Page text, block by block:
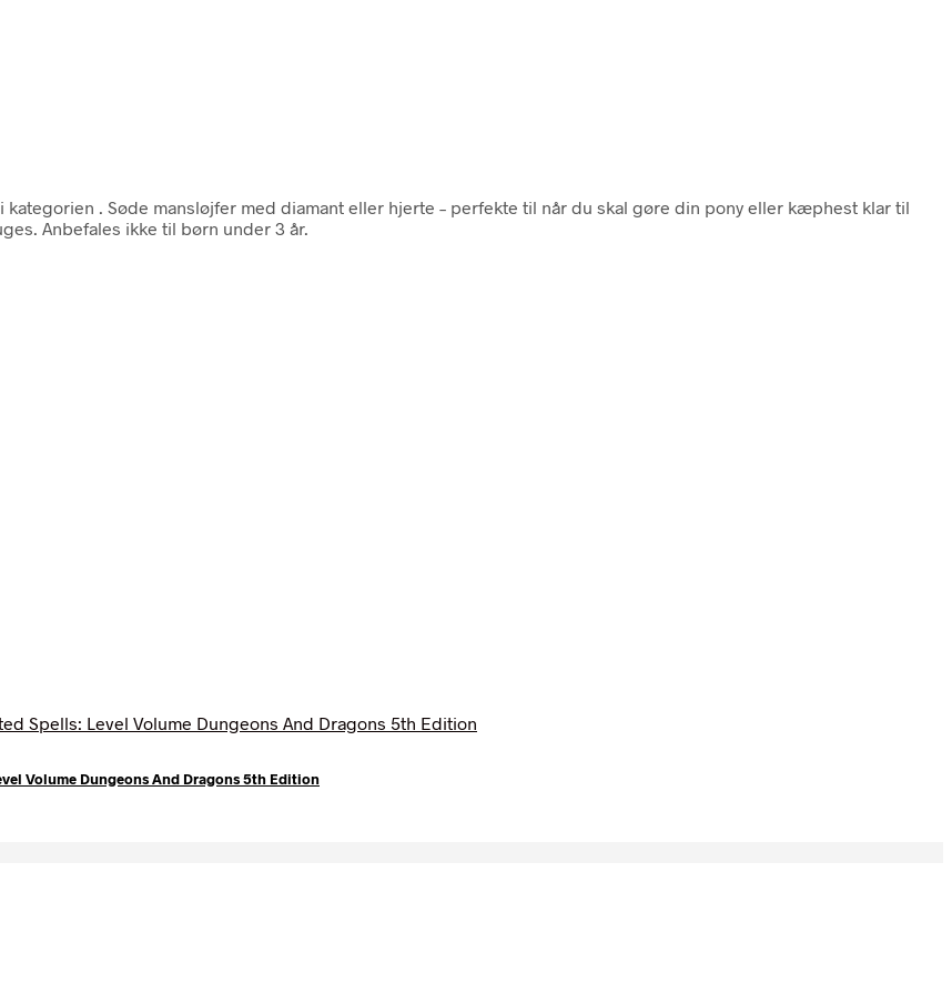
kategorien
. Søde mansløjfer med diamant eller hjerte – perfekte til når du skal gøre din pony eller kæphest klar til
Anbefales ikke til børn under 3 år.
Volume Dungeons And Dragons 5th Edition